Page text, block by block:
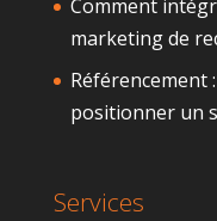
Comment
marketing de
Référencement
positionner un
Services